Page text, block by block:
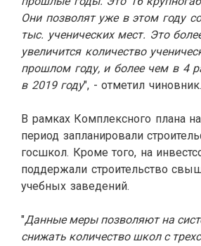
Они позволят уже в этом году
тыс. ученических мест. Это
увеличится количество
прошлом году, и более чем в 4
в 2019 году", - отметил чиновник.
В рамках Комплексного плана
период запланировали
госшкол. Кроме того, на
поддержали строительство
учебных заведений.
"Данные меры позволяют на
снижать количество школ с